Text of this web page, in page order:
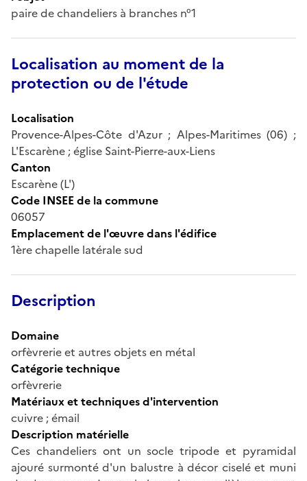
paire de chandeliers à branches n°1
Localisation au moment de la
protection ou de l'étude
Localisation
Provence-Alpes-Côte d'Azur ; Alpes-Maritimes (06) ;
L'Escarène ; église Saint-Pierre-aux-Liens
Canton
Escarène (L')
Code INSEE de la commune
06057
Emplacement de l'œuvre dans l'édifice
1ère chapelle latérale sud
Description
Domaine
orfèvrerie et autres objets en métal
Catégorie technique
orfèvrerie
Matériaux et techniques d'intervention
cuivre ; émail
Description matérielle
Ces chandeliers ont un socle tripode et pyramidal
ajouré surmonté d'un balustre à décor ciselé et muni